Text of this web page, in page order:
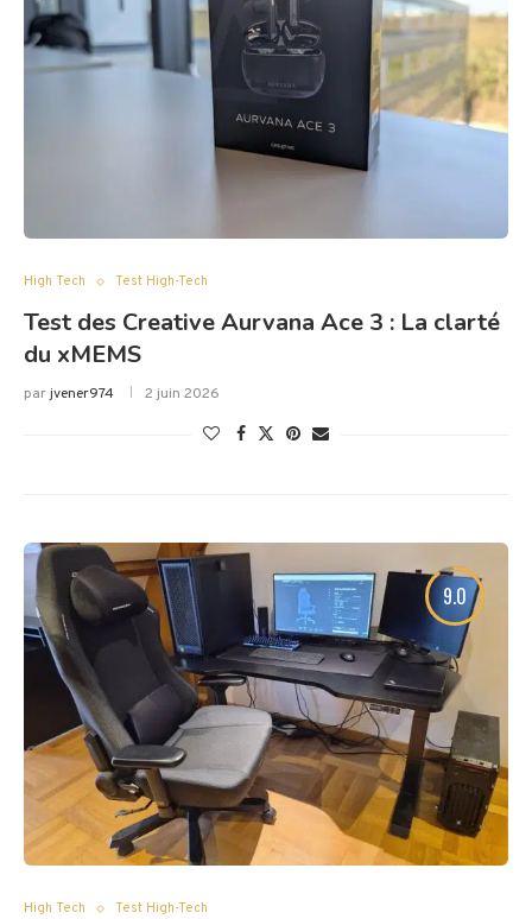
High Tech Test High-Tech
Test des Creative Aurvana Ace 3 : La clarté
du xMEMS
parjvener974 2 juin 2026
9.0
High Tech Test High-Tech